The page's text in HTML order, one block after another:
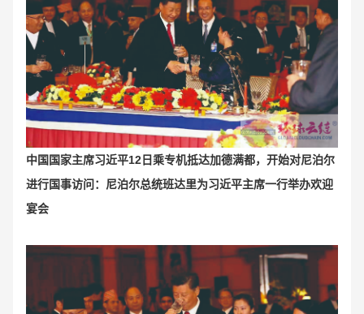
中国国家主席习近平12日乘专机抵达加德满都，开始对尼泊尔
进行国事访问： 尼泊尔总统班达里为习近平主席一行举办欢迎
宴会